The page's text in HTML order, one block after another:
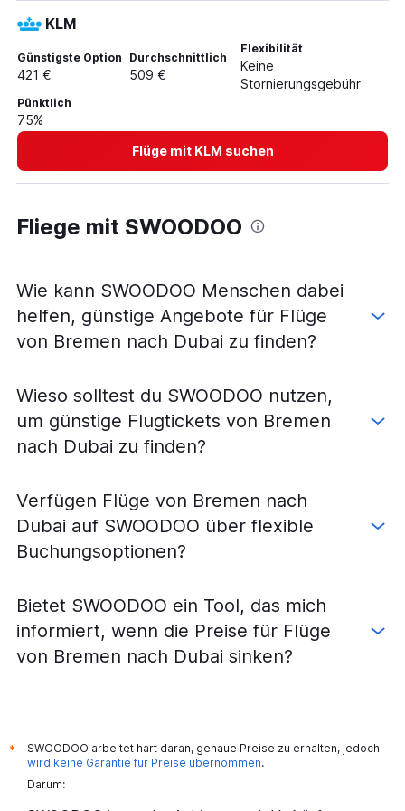
KLM
Günstigste Option
421 €
Durchschnittlich
509 €
Flexibilität
Keine
Stornierungsgebühr
Pünktlich
75%
Flüge mit KLM suchen
Fliege mit SWOODOO
Wie kann SWOODOO Menschen dabei
helfen, günstige Angebote für Flüge
von Bremen nach Dubai zu finden?
Wieso solltest du SWOODOO nutzen,
um günstige Flugtickets von Bremen
nach Dubai zu finden?
Verfügen Flüge von Bremen nach
Dubai auf SWOODOO über flexible
Buchungsoptionen?
Bietet SWOODOO ein Tool, das mich
informiert, wenn die Preise für Flüge
von Bremen nach Dubai sinken?
*
SWOODOO arbeitet hart daran, genaue Preise zu erhalten, jedoch
wird keine Garantie für Preise übernommen.
Darum: